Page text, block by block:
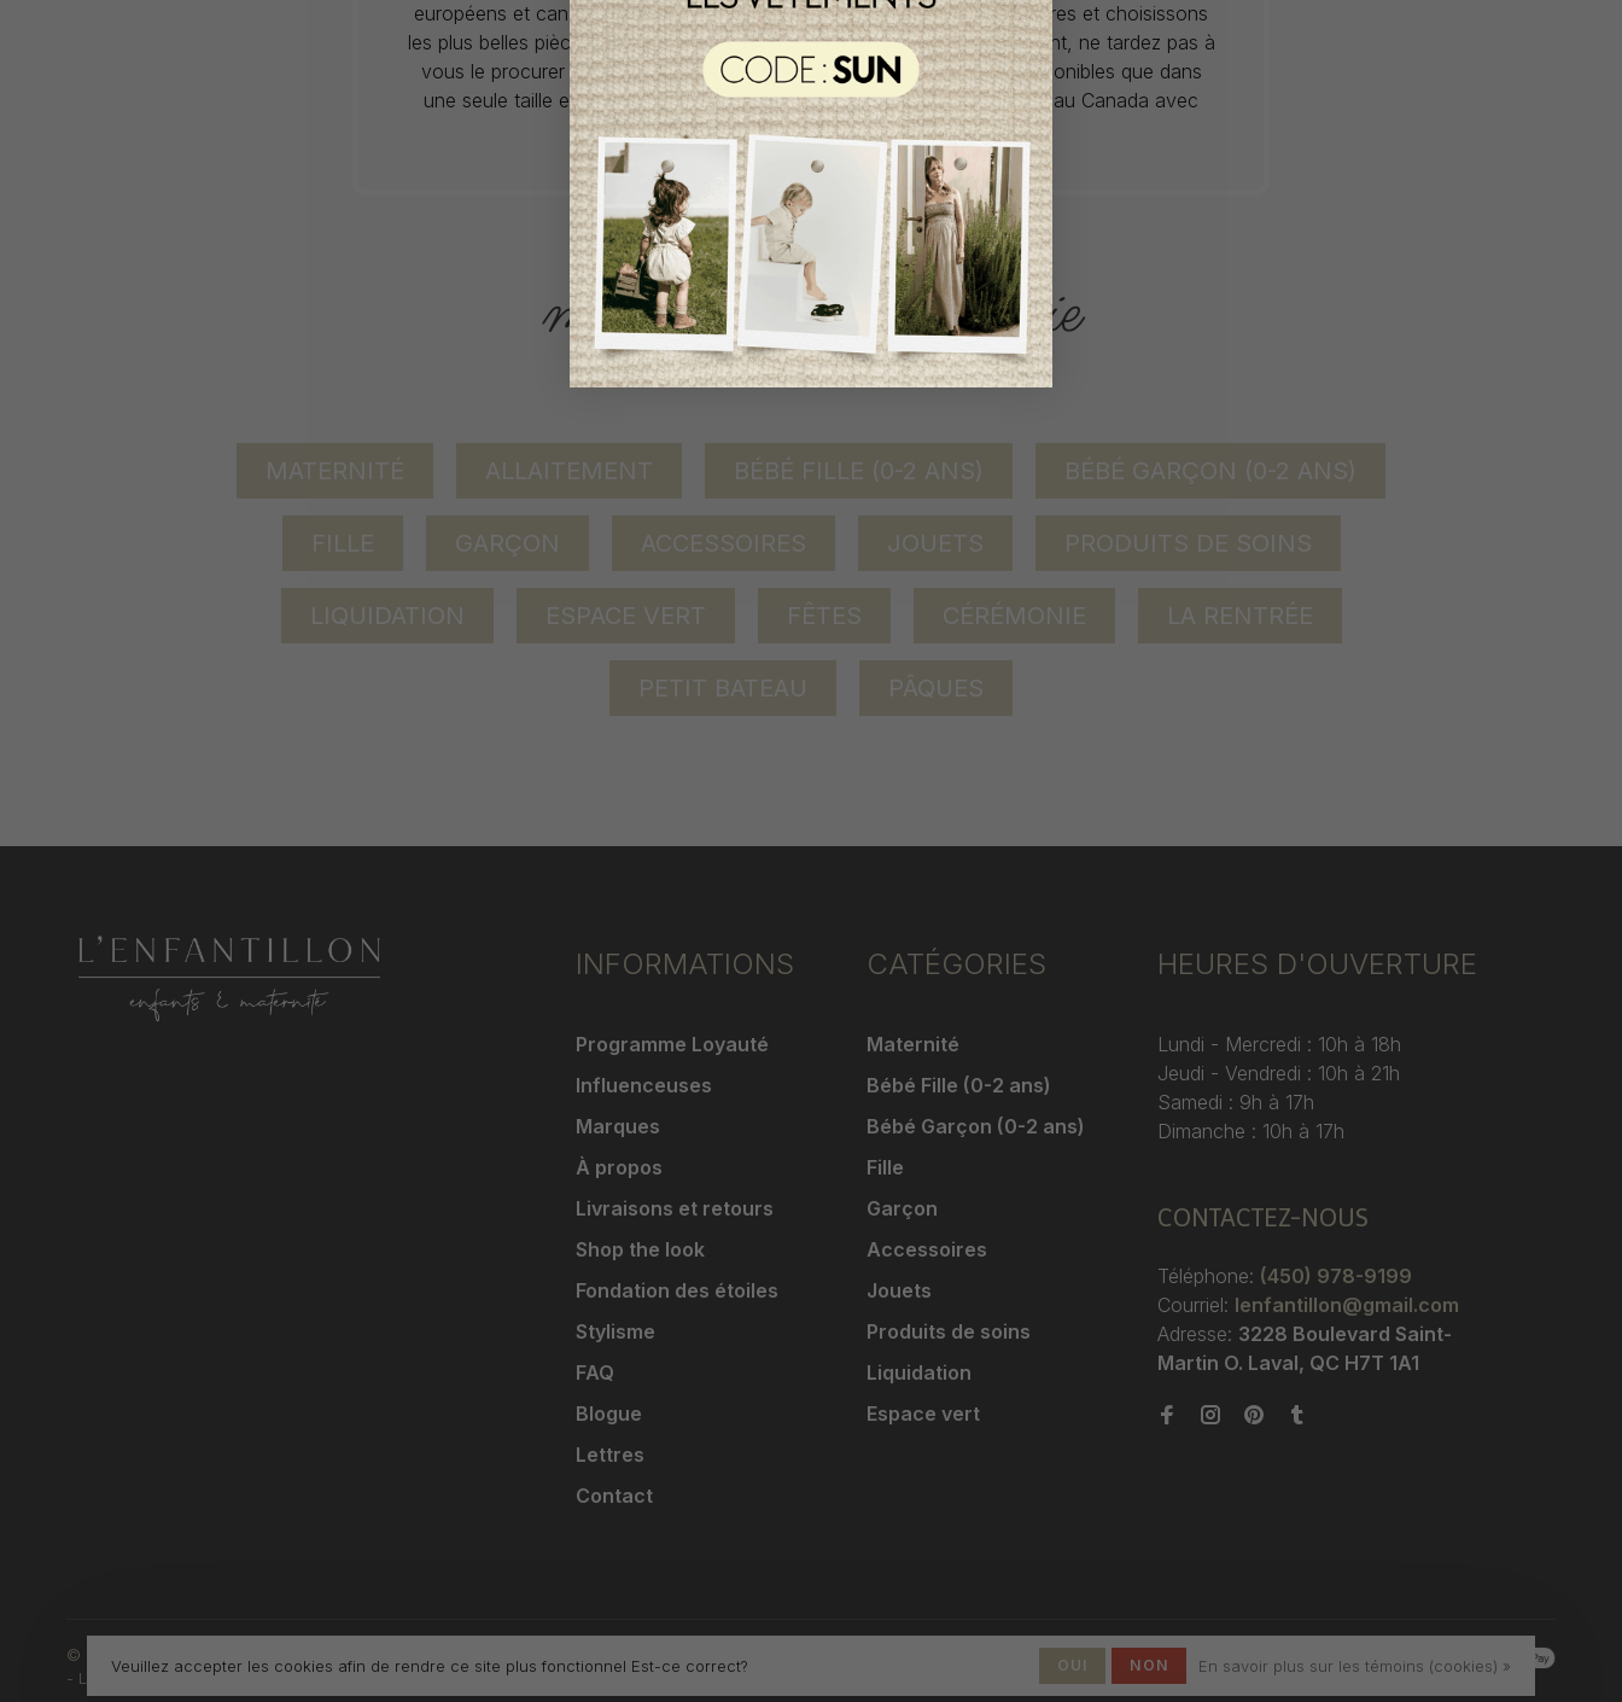
européens et canadiens à prix imbattables. Nous dénichons les perles rares et choisissons
les plus belles pièces de saisons en saisons. Si un vêtement vous convient, ne tardez pas à
vous le procurer car la plupart du temps, les articles offerts ne sont disponibles que dans
une seule taille et en un seul exemplaire. Profitez de la livraison gratuite au Canada avec
tout achat de 100$ et plus avant taxes.
ACCÈS RAPIDE
magasinez par catégorie
MATERNITÉ ALLAITEMENT BÉBÉ FILLE (0-2 ANS) BÉBÉ GARÇON (0-2 ANS)
FILLE GARÇON ACCESSOIRES JOUETS PRODUITS DE SOINS
LIQUIDATION ESPACE VERT FÊTES CÉRÉMONIE LA RENTRÉE
PETIT BATEAU PÂQUES
INFORMATIONS
Programme Loyauté
Influenceuses
Marques
À propos
Livraisons et retours
Shop the look
Fondation des étoiles
Stylisme
FAQ
Blogue
Lettres
Contact
CATÉGORIES
Maternité
Bébé Fille (0-2 ans)
Bébé Garçon (0-2 ans)
Fille
Garçon
Accessoires
Jouets
Produits de soins
Liquidation
Espace vert
HEURES D'OUVERTURE
Lundi - Mercredi : 10h à 18h
Jeudi - Vendredi : 10h à 21h
Samedi : 9h à 17h
Dimanche : 10h à 17h
CONTACTEZ-NOUS
Téléphone: (450) 978-9199
Courriel: lenfantillon@gmail.com
Adresse: 3228 Boulevard Saint-
Martin O. Laval, QC H7T 1A1
© Copyright 2026 Boutique L'Enfantillon
- L'Enfantillon scores a 4.7 5 out of 142 évaluations atGoogle
Veuillez accepter les cookies afin de rendre ce site plus fonctionnel Est-ce correct? OUI NON En savoir plus sur les témoins (cookies) »